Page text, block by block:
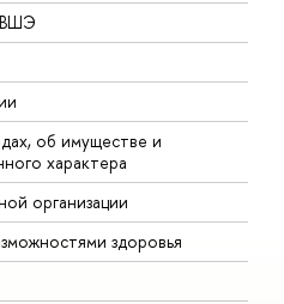
ВШЭ
об имуществе и
характера
организации
здоровья